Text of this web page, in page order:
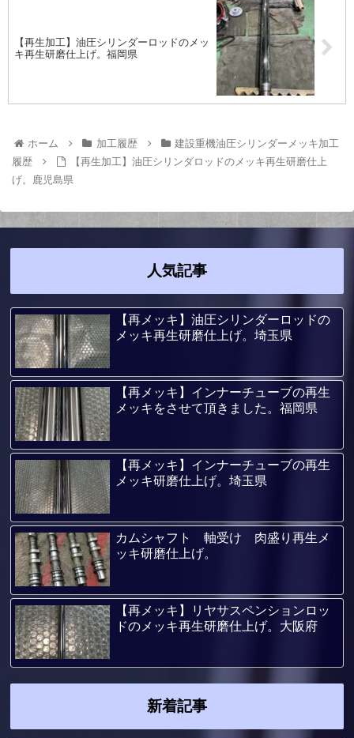
【再生加工】油圧シリンダーロッドのメッ
キ再生研磨仕上げ。福岡県
ホーム 加工履歴
建設重機油圧シリンダーメッキ加工
履歴
【再生加工】油圧シリンダロッドのメッキ再生研磨仕上
げ。鹿児島県
人気記事
【再メッキ】油圧シリンダーロッドの
メッキ再生研磨仕上げ。埼玉県
【再メッキ】インナーチューブの再生
メッキをさせて頂きました。福岡県
【再メッキ】インナーチューブの再生
メッキ研磨仕上げ。埼玉県
カムシャフト 軸受け 肉盛り再生メ
ッキ研磨仕上げ。
【再メッキ】リヤサスペンションロッ
ドのメッキ再生研磨仕上げ。大阪府
新着記事